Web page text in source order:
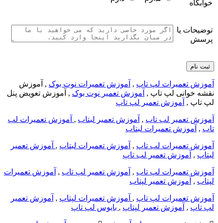
خوابگاه
توضیحات یا
پرسش
آموزش تعمیرات لپ تاپ , آموزش تعمیرات نوت بوک , آموزش
نقشه خوانی لپ تاپ , آموزش تعمیر نوت بوک , آموزش تعویض پنل
لپ تاپ , آموزش تعمیر لپ تاپ
آموزش تعمیر لب تاب , آموزش تعمیر لبتاب , آموزش تعمیرات لب
تاب , آموزش تعمیرات لبتاب
آموزش تعمیرات لب تاپ , آموزش تعمیرات لبتاپ , آموزش تعمیر
لبتاپ , آموزش تعمیر لب تاپ
آموزش تعمیرات لپ تاب , آموزش تعمیر لپ تاب , آموزش تعمیرات
لپتاب , آموزش تعمیر لپتاب
آموزش تعمیرات لپ تاپ , آموزش تعمیرات لپتاپ , آموزش تعمیر
لپ تاپ , آموزش تعمیر لپتاپ , بایوس لپ تاپ